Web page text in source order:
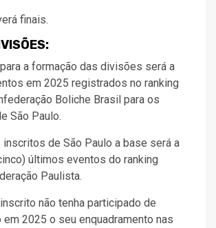
finais.
a formação das divisões será a
em 2025 registrados no ranking
Boliche Brasil para os
São Paulo.
inscritos de São Paulo a base será a
últimos eventos do ranking
Paulista.
não tenha participado de
em 2025 o seu enquadramento nas